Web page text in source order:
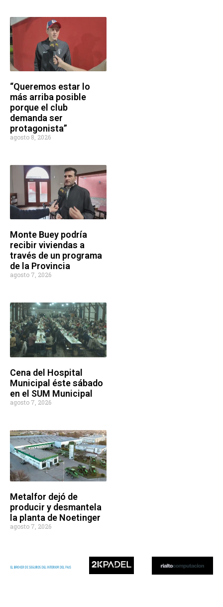
“Queremos estar lo
más arriba posible
porque el club
demanda ser
protagonista”
agosto 8, 2026
Monte Buey podría
recibir viviendas a
través de un programa
de la Provincia
agosto 7, 2026
Cena del Hospital
Municipal éste sábado
en el SUM Municipal
agosto 7, 2026
Metalfor dejó de
producir y desmantela
la planta de Noetinger
agosto 7, 2026